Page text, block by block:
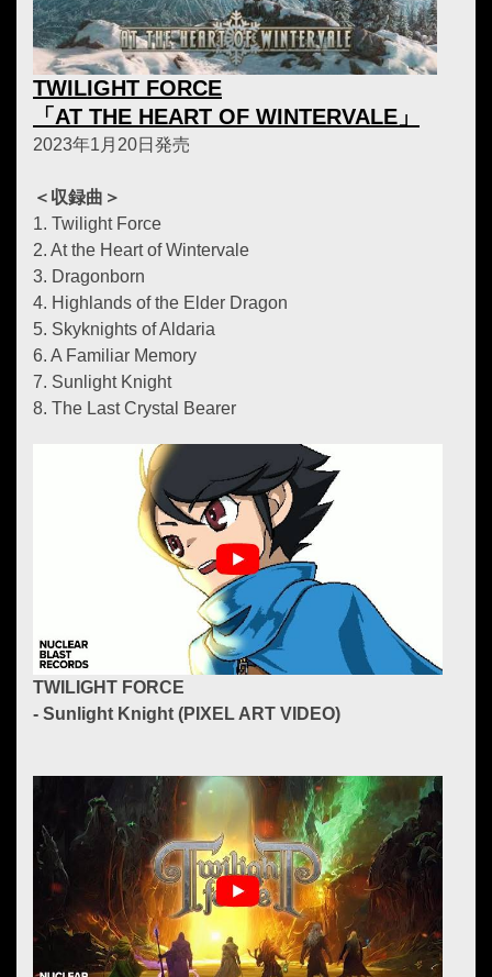
TWILIGHT FORCE
「AT THE HEART OF WINTERVALE」
2023年1月20日発売
＜収録曲＞
1. Twilight Force
2. At the Heart of Wintervale
3. Dragonborn
4. Highlands of the Elder Dragon
5. Skyknights of Aldaria
6. A Familiar Memory
7. Sunlight Knight
8. The Last Crystal Bearer
TWILIGHT FORCE
- Sunlight Knight (PIXEL ART VIDEO)